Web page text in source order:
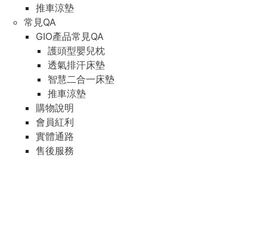
推車涼墊
常見QA
GIO產品常見QA
護頭型嬰兒枕
透氣排汗床墊
智慧二合一床墊
推車涼墊
購物說明
會員紅利
實體通路
售後服務